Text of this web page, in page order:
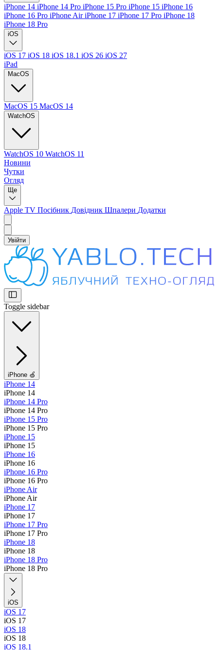
iPhone 14 iPhone 14 Pro iPhone 15 Pro iPhone 15 iPhone 16
iPhone 16 Pro iPhone AiriPhone 17 iPhone 17 Pro iPhone 18
iPhone 18 Pro
iOS
iOS 17 iOS 18 iOS 18.1 iOS 26 iOS 27
iPad
MacOS
MacOS 15 MacOS 14
WatchOS
WatchOS 10 WatchOS 11
Новини
Чутки
Огляд
Ще
Apple TV Посібник Довідник Шпалери Додатки
Увійти
Toggle sidebar
iPhone 🍏
iPhone 14
iPhone 14
iPhone 14 Pro
iPhone 14 Pro
iPhone 15 Pro
iPhone 15 Pro
iPhone 15
iPhone 15
iPhone 16
iPhone 16
iPhone 16 Pro
iPhone 16 Pro
iPhone Air
iPhone Air
iPhone 17
iPhone 17
iPhone 17 Pro
iPhone 17 Pro
iPhone 18
iPhone 18
iPhone 18 Pro
iPhone 18 Pro
iOS
iOS 17
iOS 17
iOS 18
iOS 18
iOS 18.1